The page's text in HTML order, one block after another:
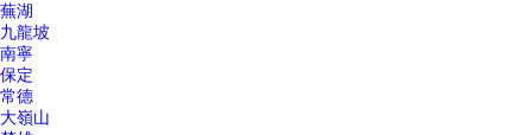
蕪湖
九龍坡
南寧
保定
常德
大嶺山